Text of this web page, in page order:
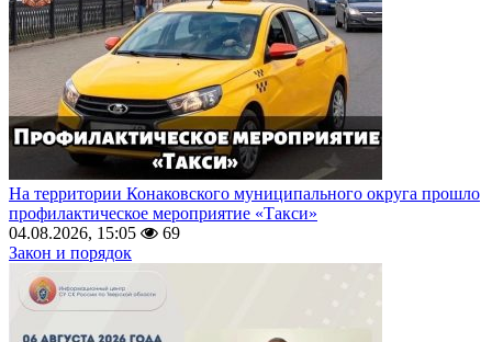
На территории Конаковского муниципального округа прошло
профилактическое мероприятие «Такси»
04.08.2026, 15:05
69
Закон и порядок